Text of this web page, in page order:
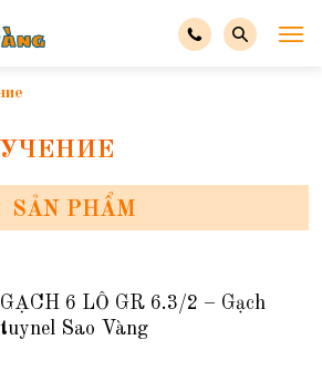
SẢN PHẨM
GẠCH 6 LỖ GR 6.3/2 – Gạch
tuynel Sao Vàng